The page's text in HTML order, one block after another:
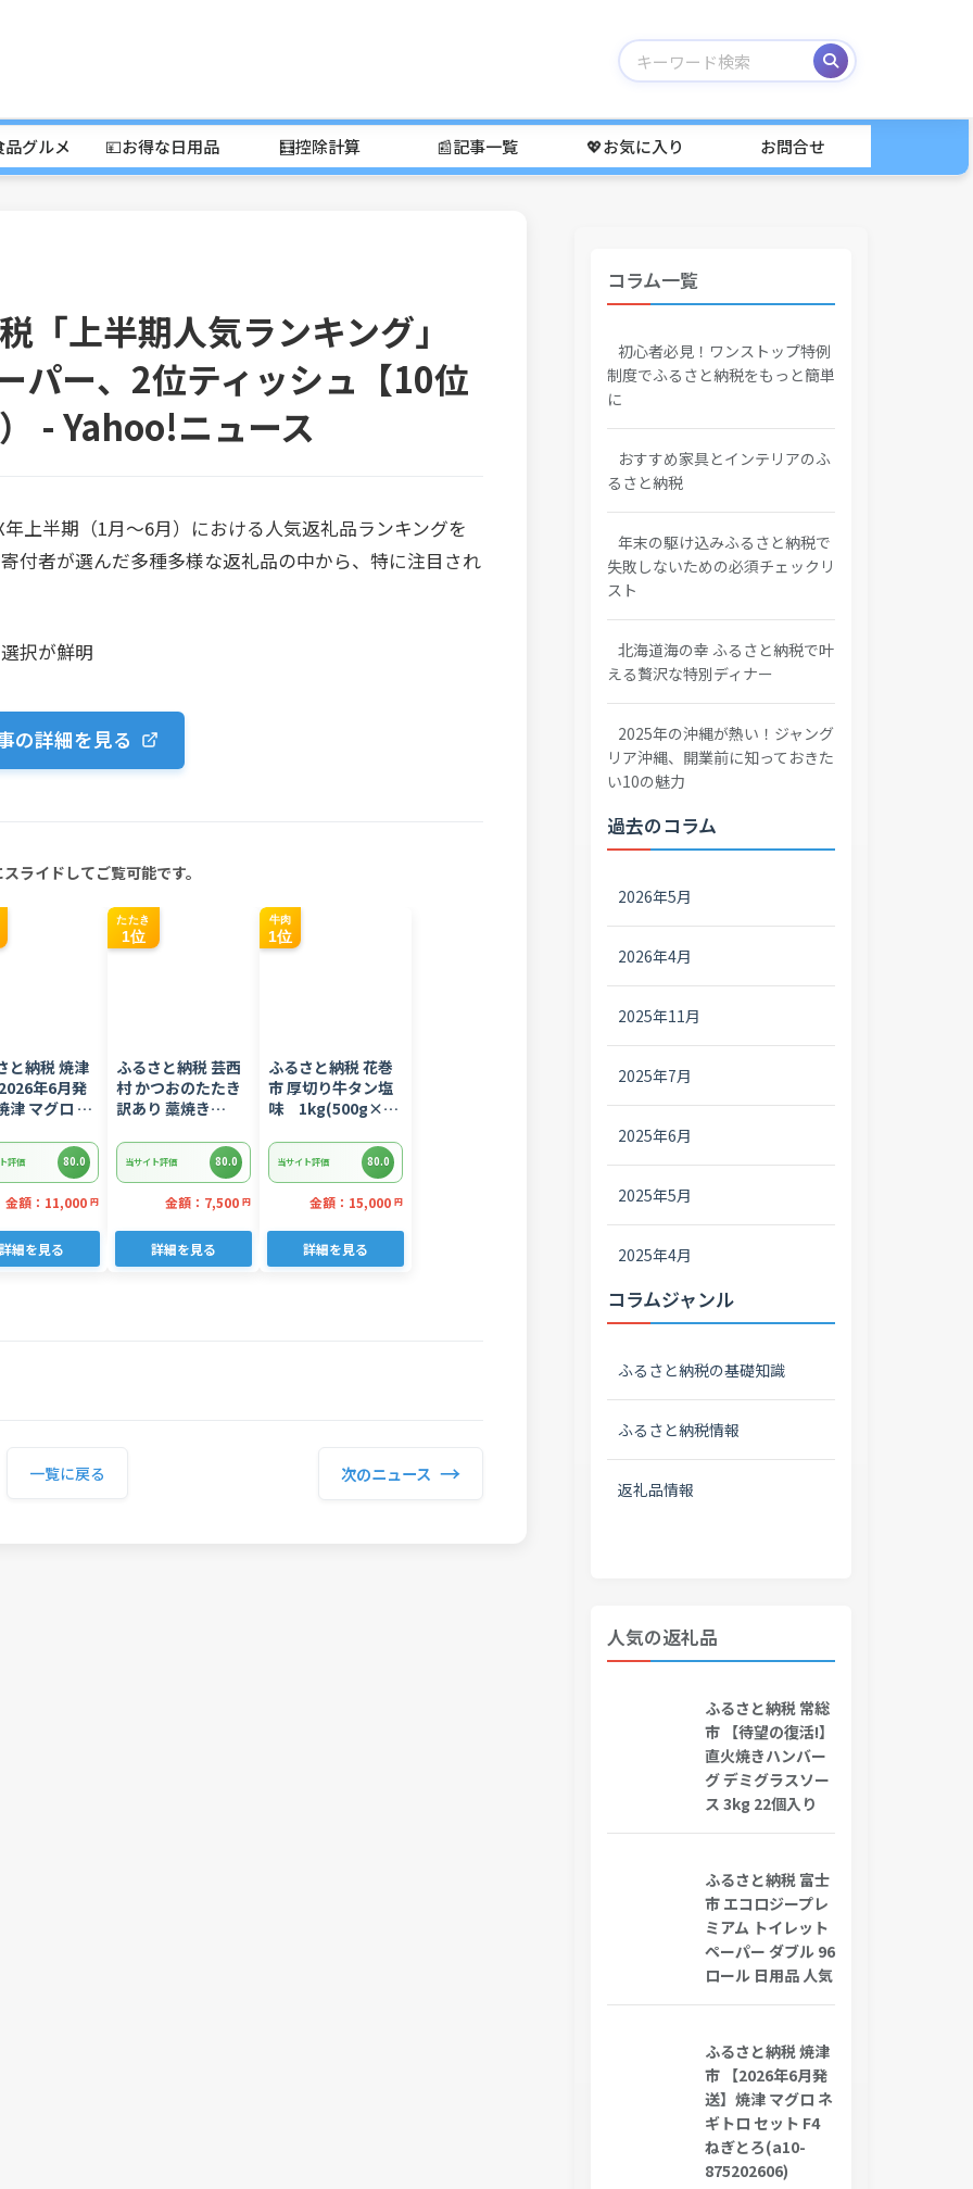
グルメ 💴お得な日用品 🧮控除計算 📰記事一覧 💖お気に入り お問合せ
「上半期人気ランキング」
パー、2位ティッシュ【10位
- Yahoo!ニュース
上半期（1月～6月）における人気返礼品ランキングを
付者が選んだ多種多様な返礼品の中から、特に注目され
択が鮮明
の詳細を見る
ライドしてご覧可能です。
と納税 焼津
年6月発
津 マグロ ネ
(a10-
評価 80.0
金額：11,000 円
詳細を見る
たたき
1位
ふるさと納税 芸西
村 かつおのたたき
訳あり 藁焼き
【KYF027】
当サイト評価 80.0
金額：7,500 円
詳細を見る
牛肉
1位
ふるさと納税 花巻
市 厚切り牛タン塩
味 1kg(500g×2
当サイト評価 80.0
金額：15,000 円
詳細を見る
一覧に戻る 次のニュース →
コラム一覧
初心者必見！ワンストップ特例
制度でふるさと納税をもっと簡単
に
おすすめ家具とインテリアのふ
るさと納税
年末の駆け込みふるさと納税で
失敗しないための必須チェックリ
スト
北海道海の幸 ふるさと納税で叶
える贅沢な特別ディナー
2025年の沖縄が熱い！ジャング
リア沖縄、開業前に知っておきた
い10の魅力
過去のコラム
2026年5月
2026年4月
2025年11月
2025年7月
2025年6月
2025年5月
2025年4月
コラムジャンル
ふるさと納税の基礎知識
ふるさと納税情報
返礼品情報
人気の返礼品
ふるさと納税 常総
市 【待望の復活!】
直火焼きハンバー
グ デミグラスソー
ス 3kg 22個入り
ふるさと納税 富士
市 エコロジープレ
ミアム トイレット
ペーパー ダブル 96
ロール 日用品 人気
ふるさと納税 焼津
市 【2026年6月発
送】焼津 マグロ ネ
ギトロ セット F4
ねぎとろ(a10-
875202606)